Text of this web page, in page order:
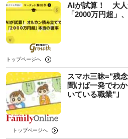
AIが試算！ 大人
「2000万円超」
トップページへ
スマホ三昧="残
聞けば一発でわ
いている職業"｣
トップページへ